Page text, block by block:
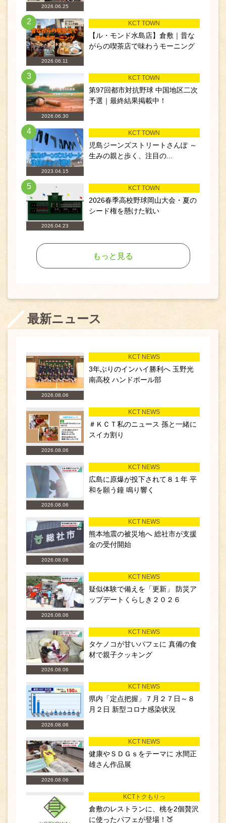
2026.06.25
2
2026.06.11
KCT TOWN
【ル・モンド水島店】倉敷｜昔な
がらの喫茶店で味わうモーニング
3
2026.06.30
KCT TOWN
第97回都市対抗野球 中国地区二次
予選｜最終結果掲載中！
4
2023.04.15
KCT TOWN
児島ジーンズストリートさんぽ ～
生みの親と歩く、注目の...
5
2026.04.23
KCT TOWN
2026春季高校野球岡山大会・夏の
シード権を懸けた戦い
もっと見る
最新ニュース
2026.08.06
KCT NEWS
3年ぶりのインハイ勝利へ 玉野光
南高校 ハンドボール部
2026.08.06
KCT NEWS
＃ＫＣＴ私のニュース 孫と一緒に
スイカ割り
2026.08.06
KCT NEWS
広島に原爆が投下されて８１年 平
和を願う鐘 鳴り響く
2026.08.06
KCT NEWS
熊本地震の被災地へ 総社市が支援
金の受付開始
2026.08.06
KCT NEWS
疑似体験で備えを「更新」 防災ア
ップデートくらしき２０２６
2026.08.06
KCT NEWS
タケノコが甘いパフェに 真備の食
材で親子クッキング
2026.08.06
KCT NEWS
県内「定点把握」７月２７日～８
月２日 新型コロナ感染状況
2026.08.06
KCT NEWS
健康やＳＤＧｓをテーマに 水間正
雄さん作品展
KCTトクもりっ
倉敷のレストランに、桃を2個贅沢
に使ったパフェが登場！🍑